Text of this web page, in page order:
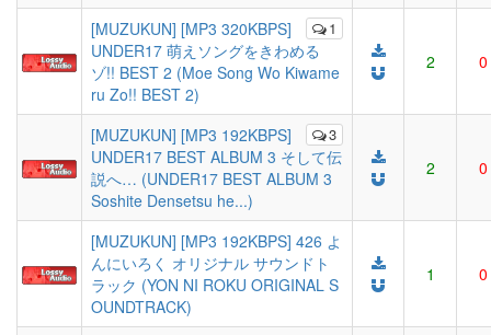
1
[MUZUKUN] [MP3 320KBPS]
UNDER17 萌えソングをきわめる
ゾ!! BEST 2 (Moe Song Wo Kiwame
ru Zo!! BEST 2)
2 0
3
[MUZUKUN] [MP3 192KBPS]
UNDER17 BEST ALBUM 3 そして伝
説へ… (UNDER17 BEST ALBUM 3
Soshite Densetsu he...)
2 0
[MUZUKUN] [MP3 192KBPS] 426 よ
んにいろく オリジナル サウンドト
ラック (YON NI ROKU ORIGINAL S
OUNDTRACK)
1 0